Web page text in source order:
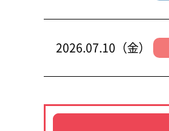
2026.07.10（金）